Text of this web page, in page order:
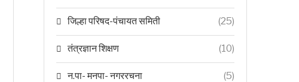
जिल्हा परिषद-पंचायत समिती (25)
तंत्रज्ञान शिक्षण (10)
न.पा- मनपा- नगररचना (5)